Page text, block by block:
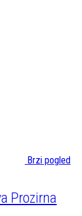
Brzi pogled
Prozirna